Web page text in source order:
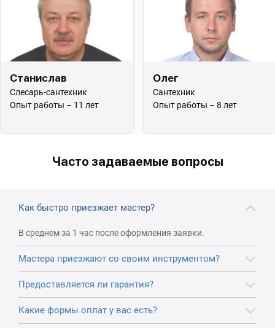
Станислав
Слесарь-сантехник
Опыт работы – 11 лет
Олег
Сантехник
Опыт работы – 8 лет
Часто задаваемые вопросы
Как быстро приезжает мастер?
В среднем за 1 час после оформления заявки.
Мастера приезжают со своим инструментом?
Предоставляется ли гарантия?
Какие формы оплат у вас есть?